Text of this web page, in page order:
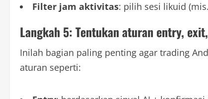
Filter jam aktivitas: pilih sesi likuid
Langkah 5: Tentukan aturan entry,
Inilah bagian paling penting agar trading
aturan seperti: